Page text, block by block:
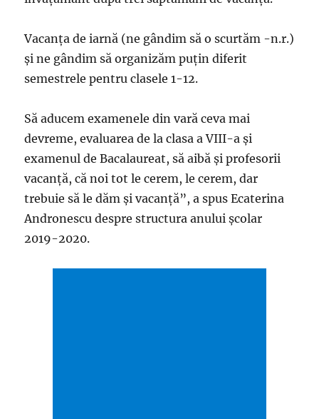
Vacanța de iarnă (ne gândim să o scurtăm -n.r.)
şi ne gândim să organizăm puțin diferit
semestrele pentru clasele 1-12.
Să aducem examenele din vară ceva mai
devreme, evaluarea de la clasa a VIII-a și
examenul de Bacalaureat, să aibă și profesorii
vacanță, că noi tot le cerem, le cerem, dar
trebuie să le dăm și vacanță”, a spus Ecaterina
Andronescu despre structura anului școlar
2019-2020.